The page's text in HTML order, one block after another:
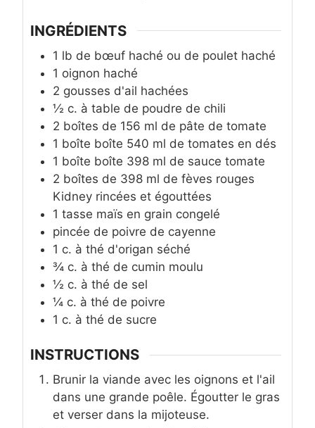
INGRÉDIENTS
1 lb de bœuf haché ou de poulet haché
1 oignon haché
2 gousses d'ail hachées
½ c. à table de poudre de chili
2 boîtes de 156 ml de pâte de tomate
1 boîte boîte 540 ml de tomates en dés
1 boîte boîte 398 ml de sauce tomate
2 boîtes de 398 ml de fèves rouges
Kidney rincées et égouttées
1 tasse maïs en grain congelé
pincée de poivre de cayenne
1 c. à thé d'origan séché
¾ c. à thé de cumin moulu
½ c. à thé de sel
¼ c. à thé de poivre
1 c. à thé de sucre
INSTRUCTIONS
Brunir la viande avec les oignons et l'ail
dans une grande poêle. Égoutter le gras
et verser dans la mijoteuse.